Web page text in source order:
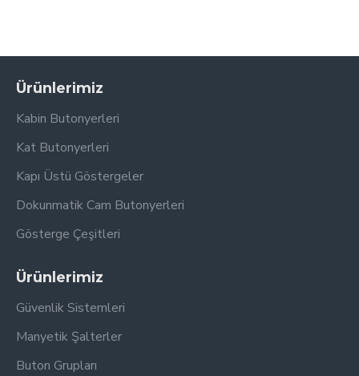
Ürünlerimiz
Kabin Butonyerleri
Kat Butonyerleri
Kapı Üstü Göstergeler
Dokunmatik Cam Butonyerleri
Gösterge Çeşitleri
Ürünlerimiz
Güvenlik Sistemleri
Manyetik Şalterler
Buton Grupları